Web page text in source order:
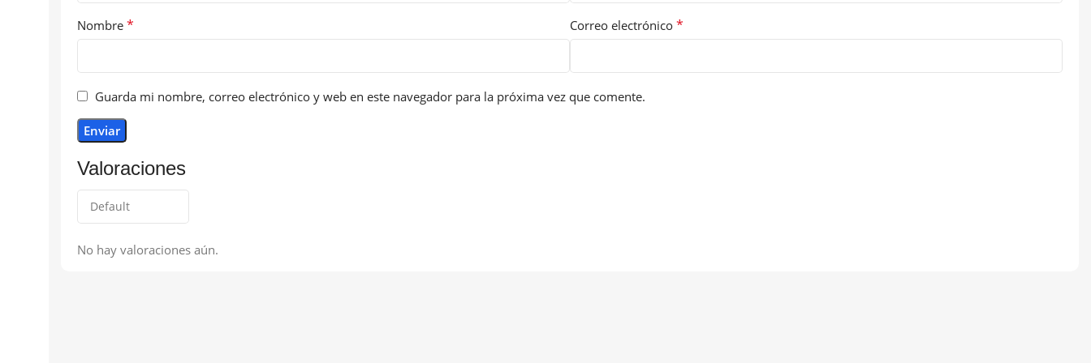
Valoraciones
No hay valoraciones aún.
Nombre * Correo electrónico *
Guarda mi nombre, correo electrónico y web en este navegador para la próxima vez que comente.